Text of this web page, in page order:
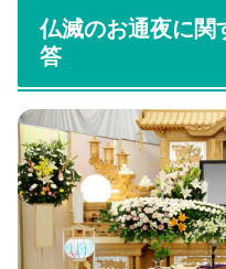
仏滅のお通夜に関
答